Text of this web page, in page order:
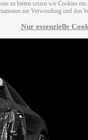
zu bieten setzen wir Cookies
zur Verwendung und den
Nur essenzielle